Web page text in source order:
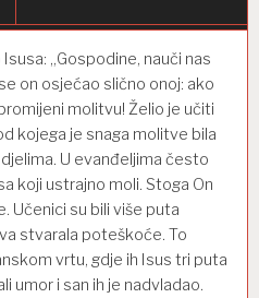
„Gospodine, nauči nas
on osjećao slično onoj: ako
molitvu! Želio je učiti
kojega je snaga molitve bila
U evanđeljima često
koji ustrajno moli. Stoga On
Učenici su bili više puta
stvarala poteškoće. To
vrtu, gdje ih Isus tri puta
umor i san ih je nadvladao.